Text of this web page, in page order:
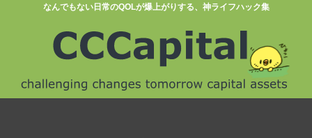
なんでもない日常のQOLが爆上がりする、神ライフハック集